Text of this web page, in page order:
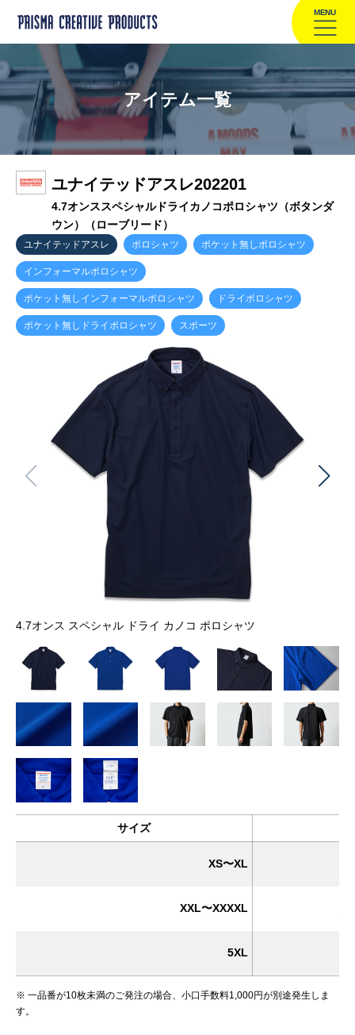
MENU
アイテム一覧
ユナイテッドアスレ202201
4.7オンススペシャルドライカノコポロシャツ（ボタンダ
ウン）（ローブリード）
ユナイテッドアスレ ポロシャツ ポケット無しポロシャツ
インフォーマルポロシャツ
ポケット無しインフォーマルポロシャツ ドライポロシャツ
ポケット無しドライポロシャツ スポーツ
4.7オンス スペシャル ドライ カノコ ポロシャツ
サイズ
XS〜XL
XXL〜XXXXL
5XL
※ 一品番が10枚未満のご発注の場合、小口手数料1,000円が別途発生しま
す。